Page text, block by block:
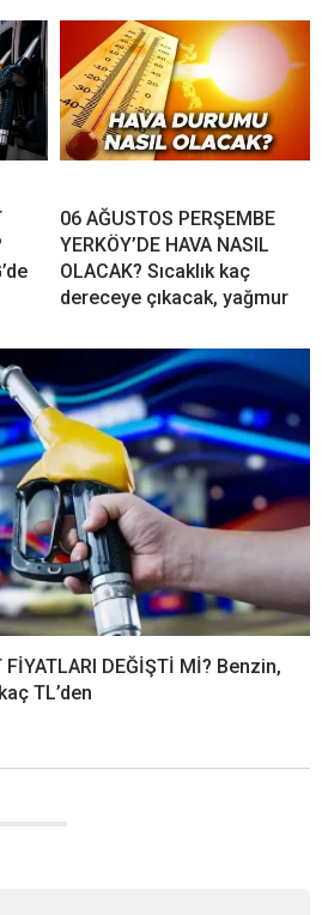
06 AĞUSTOS PERŞEMBE
YERKÖY’DE HAVA NASIL
OLACAK? Sıcaklık kaç
dereceye çıkacak, yağmur
FİYATLARI DEĞİŞTİ Mİ? Benzin,
TL’den